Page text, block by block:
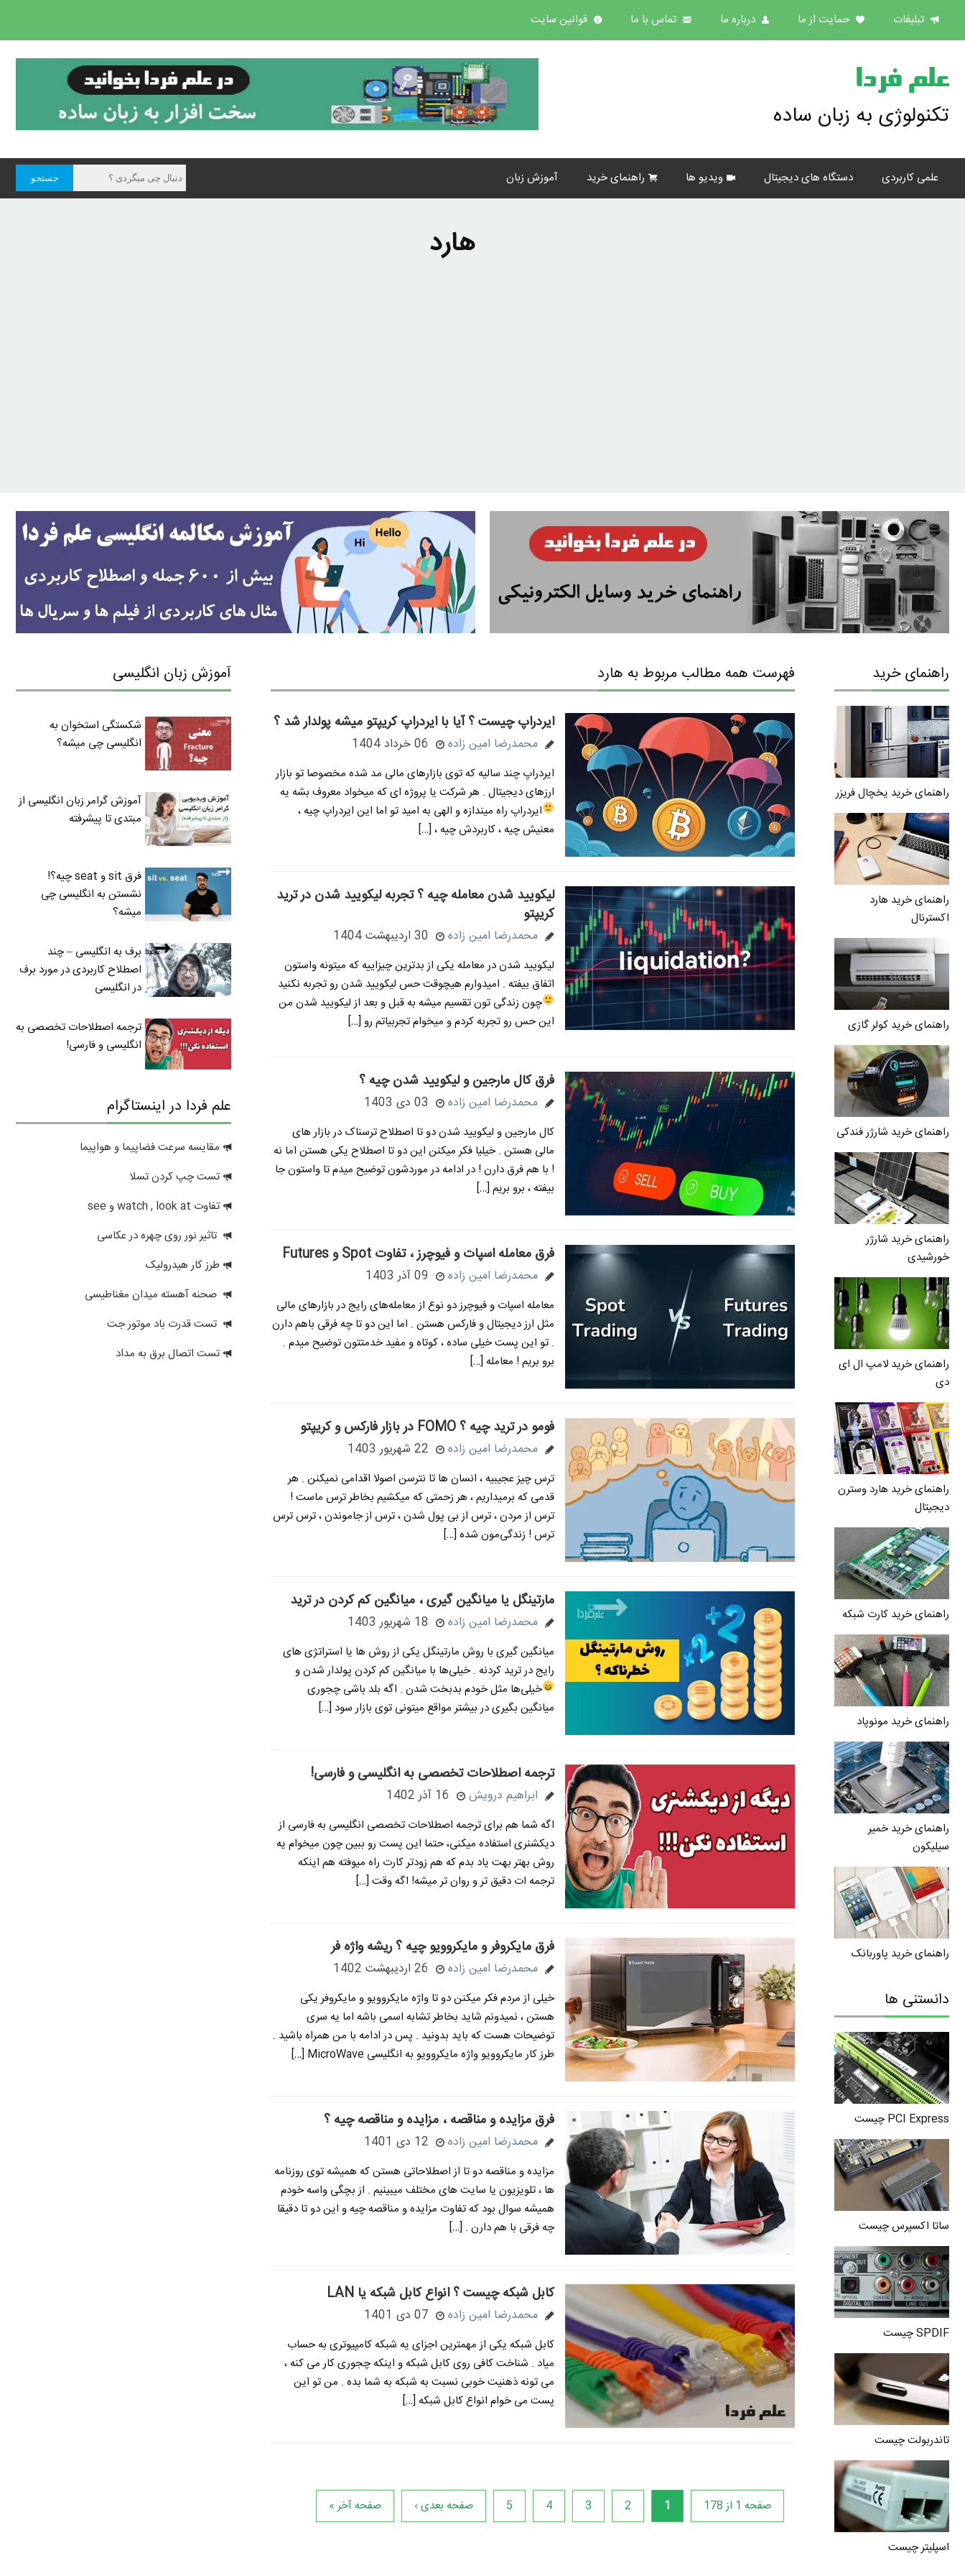
تبلیغات حمایت از ما درباره ما تماس با ما قوانین سایت
علم فردا
تکنولوژی به زبان ساده
علمی کاربردی دستگاه های دیجیتال ویدیو ها راهنمای خرید آموزش زبان
هارد
راهنمای خرید
راهنمای خرید یخچال فریزر
راهنمای خرید هارد
اکسترنال
راهنمای خرید کولر گازی
راهنمای خرید شارژر فندکی
راهنمای خرید شارژر
خورشیدی
راهنمای خرید لامپ ال ای
دی
راهنمای خرید هارد وسترن
دیجیتال
راهنمای خرید کارت شبکه
راهنمای خرید مونوپاد
راهنمای خرید خمیر
سیلیکون
راهنمای خرید پاوربانک
دانستنی ها
PCI Express چیست
ساتا اکسپرس چیست
SPDIF چیست
تاندربولت چیست
اسپلیتر چیست
فهرست همه مطالب مربوط به هارد
ایردراپ چیست ؟ آیا با ایردراپ کریپتو میشه پولدار شد ؟
محمدرضا امین زاده 06 خرداد 1404
ایردراپ چند سالیه که توی بازارهای مالی مد شده مخصوصا تو بازار
ارزهای دیجیتال . هر شرکت یا پروژه ای که میخواد معروف بشه یه
ایردراپ راه میندازه و الهی به امید تو اما این ایردراپ چیه ،
معنیش چیه ، کاربردش چیه ، […]
لیکویید شدن معامله چیه ؟ تجربه لیکویید شدن در ترید
کریپتو
محمدرضا امین زاده 30 اردیبهشت 1404
لیکویید شدن در معامله یکی از بدترین چیزاییه که میتونه واستون
اتفاق بیفته . امیدوارم هیچوقت حس لیکویید شدن رو تجربه نکنید
چون زندگی تون تقسیم میشه به قبل و بعد از لیکویید شدن من
این حس رو تجربه کردم و میخوام تجربیاتم رو […]
فرق کال مارجین و لیکویید شدن چیه ؟
محمدرضا امین زاده 03 دی 1403
کال مارجین و لیکویید شدن دو تا اصطلاح ترسناک در بازار های
مالی هستن . خیلیا فکر میکنن این دو تا اصطلاح یکی هستن اما نه
! با هم فرق دارن ! در ادامه در موردشون توضیح میدم تا واستون جا
بیفته ، برو بریم […]
فرق معامله اسپات و فیوچرز ، تفاوت Spot و Futures
محمدرضا امین زاده 09 آذر 1403
معامله اسپات و فیوچرز دو نوع از معامله‌های رایج در بازارهای مالی
مثل ارز دیجیتال و فارکس هستن . اما این دو تا چه فرقی باهم دارن
. تو این پست خیلی ساده ، کوتاه و مفید خدمتتون توضیح میدم .
برو بریم ! معامله […]
فومو در ترید چیه ؟ FOMO در بازار فارکس و کریپتو
محمدرضا امین زاده 22 شهریور 1403
ترس چیز عجیبیه ، انسان ها تا نترسن اصولا اقدامی نمیکنن . هر
قدمی که برمیداریم ، هر زحمتی که میکشیم بخاطر ترس ماست !
ترس از مردن ، ترس از بی پول شدن ، ترس از جاموندن ، ترس ترس
ترس ! زندگی‌مون شده […]
مارتینگل یا میانگین گیری ، میانگین کم کردن در ترید
محمدرضا امین زاده 18 شهریور 1403
میانگین گیری با روش مارتینگل یکی از روش ها یا استراتژی های
رایج در ترید کردنه . خیلی‌ها با میانگین کم کردن پولدار شدن و
خیلی‌ها مثل خودم بدبخت شدن . اگه بلد باشی چجوری
میانگین بگیری در بیشتر مواقع میتونی توی بازار سود […]
ترجمه اصطلاحات تخصصی به انگلیسی و فارسی!
ابراهیم درویش 16 آذر 1402
اگه شما هم برای ترجمه اصطلاحات تخصصی انگلیسی به فارسی از
دیکشنری استفاده میکنی، حتما این پست رو ببین چون میخوام یه
روش بهتر بهت یاد بدم که هم زودتر کارت راه میوفته هم اینکه
ترجمه ات دقیق تر و روان تر میشه! اگه وقت […]
فرق مایکروفر و مایکروویو چیه ؟ ریشه واژه فر
محمدرضا امین زاده 26 اردیبهشت 1402
خیلی از مردم فکر میکنن دو تا واژه مایکروویو و مایکروفر یکی
هستن ، نمیدونم شاید بخاطر تشابه اسمی باشه اما یه سری
توضیحات هست که باید بدونید . پس در ادامه با من همراه باشید .
طرز کار مایکروویو واژه مایکروویو به انگلیسی MicroWave […]
فرق مزایده و مناقصه ، مزایده و مناقصه چیه ؟
محمدرضا امین زاده 12 دی 1401
مزایده و مناقصه دو تا از اصطلاحاتی هستن که همیشه توی روزنامه
ها ، تلویزیون یا سایت های مختلف میبینیم . از بچگی واسه خودم
همیشه سوال بود که تفاوت مزایده و مناقصه چیه و این دو تا دقیقا
چه فرقی با هم دارن . […]
کابل شبکه چیست ؟ انواع کابل شبکه یا LAN
محمدرضا امین زاده 07 دی 1401
کابل شبکه یکی از مهمترین اجزای یه شبکه کامپیوتری به حساب
میاد . شناخت کافی روی کابل شبکه و اینکه چجوری کار می کنه ،
می تونه ذهنیت خوبی نسبت به شبکه به شما بده . من تو این
پست می خوام انواع کابل شبکه […]
صفحه 1 از 178 1
2
3
4
5 صفحه بعدی › صفحه آخر »
آموزش زبان انگلیسی
شکستگی استخوان به
انگلیسی چی میشه؟
آموزش گرامر زبان انگلیسی از
مبتدی تا پیشرفته
فرق sit و seat چیه؟!
نشستن به انگلیسی چی
میشه؟
برف به انگلیسی – چند
اصطلاح کاربردی در مورد برف
در انگلیسی
ترجمه اصطلاحات تخصصی به
انگلیسی و فارسی!
علم فردا در اینستاگرام
مقایسه سرعت فضاپیما و هواپیما
تست چپ کردن تسلا
تفاوت watch , look at و see
تاثیر نور روی چهره در عکاسی
طرز کار هیدرولیک
صحنه آهسته میدان مغناطیسی
تست قدرت باد موتور جت
تست اتصال برق به مداد